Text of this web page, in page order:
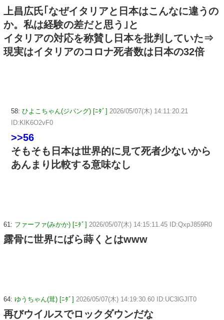
上昌広氏｢なぜイタリアと日本はこんなに違うの
か。私は経験の差だと思う｣と
イタリアの対応を称賛し日本を批判していた⇒
現実はイタリアのコロナ死者数は日本の32倍
58: ひよこちゃん(ジパング) [ﾆﾀﾞ] 2026/05/07(木) 14:11:20.21
ID:KlK6O2vF0
>>56
そもそも日本は世界的に見て死者少ないから
あんまり比較する意味なし
61: ファーファ(みかか) [ﾆﾀﾞ] 2026/05/07(木) 14:15:11.45 ID:QxpJ859R0
露骨に世界にばら蒔くとはwww
64: ゆうちゃん(茸) [ﾆﾀﾞ] 2026/05/07(木) 14:19:30.60 ID:UC3lGJlT0
再びウイルスでロックダウンだな